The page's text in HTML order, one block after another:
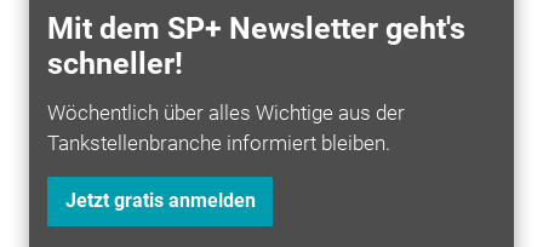
Mit dem SP+ Newsletter geht's
schneller!
Wöchentlich über alles Wichtige aus der
Tankstellenbranche informiert bleiben.
Jetzt gratis anmelden
Mehr als 30 der rund 260 Tankstellen wurden bereits
entsprechend umgebaut.
Alternative Kraftstoffe als Ergänzung
NebenStromsetzt das Unternehmen weiterhin auf
alternative flüssige Energieträger.
inzwischen an mehr als 30 Westfalen-Stationen